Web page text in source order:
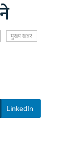
मुख्य खबर
LinkedIn